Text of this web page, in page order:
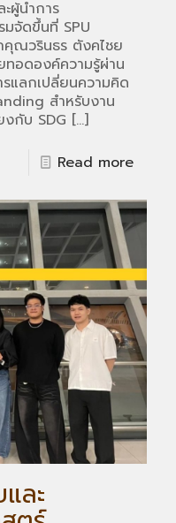
ผู้นำการ
จัดขึ้นที่ SPU
คุณวรินธร ตังคไชย
อดองค์ความรู้ผ่าน
แลกเปลี่ยนความคิด
สำหรับงาน
งกับ SDG […]
Read more
ละ